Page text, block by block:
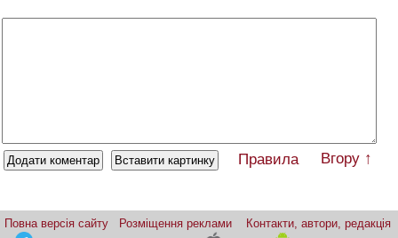
Правила Вгору ↑
Повна версія сайту Розміщення реклами
Контакти, автори, редакція